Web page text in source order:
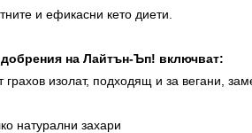
и ефикасни кето диети.
на Лайтън-Ъп! включват:
грахов изолат, подходящ и за вегани,
натурални захари